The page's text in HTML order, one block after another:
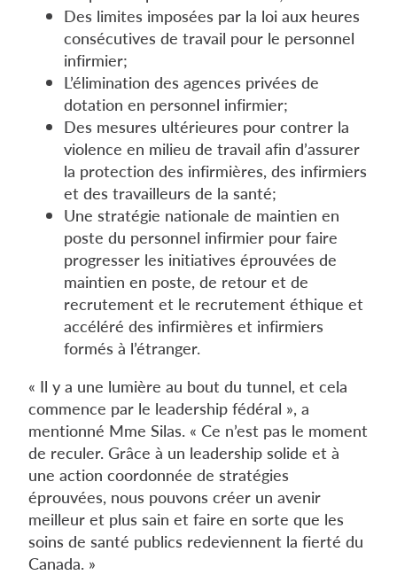
Des limites imposées par la loi aux heures
consécutives de travail pour le personnel
infirmier;
L’élimination des agences privées de
dotation en personnel infirmier;
Des mesures ultérieures pour contrer la
violence en milieu de travail afin d’assurer
la protection des infirmières, des infirmiers
et des travailleurs de la santé;
Une stratégie nationale de maintien en
poste du personnel infirmier pour faire
progresser les initiatives éprouvées de
maintien en poste, de retour et de
recrutement et le recrutement éthique et
accéléré des infirmières et infirmiers
formés à l’étranger.
« Il y a une lumière au bout du tunnel, et cela
commence par le leadership fédéral », a
mentionné Mme Silas. « Ce n’est pas le moment
de reculer. Grâce à un leadership solide et à
une action coordonnée de stratégies
éprouvées, nous pouvons créer un avenir
meilleur et plus sain et faire en sorte que les
soins de santé publics redeviennent la fierté du
Canada. »